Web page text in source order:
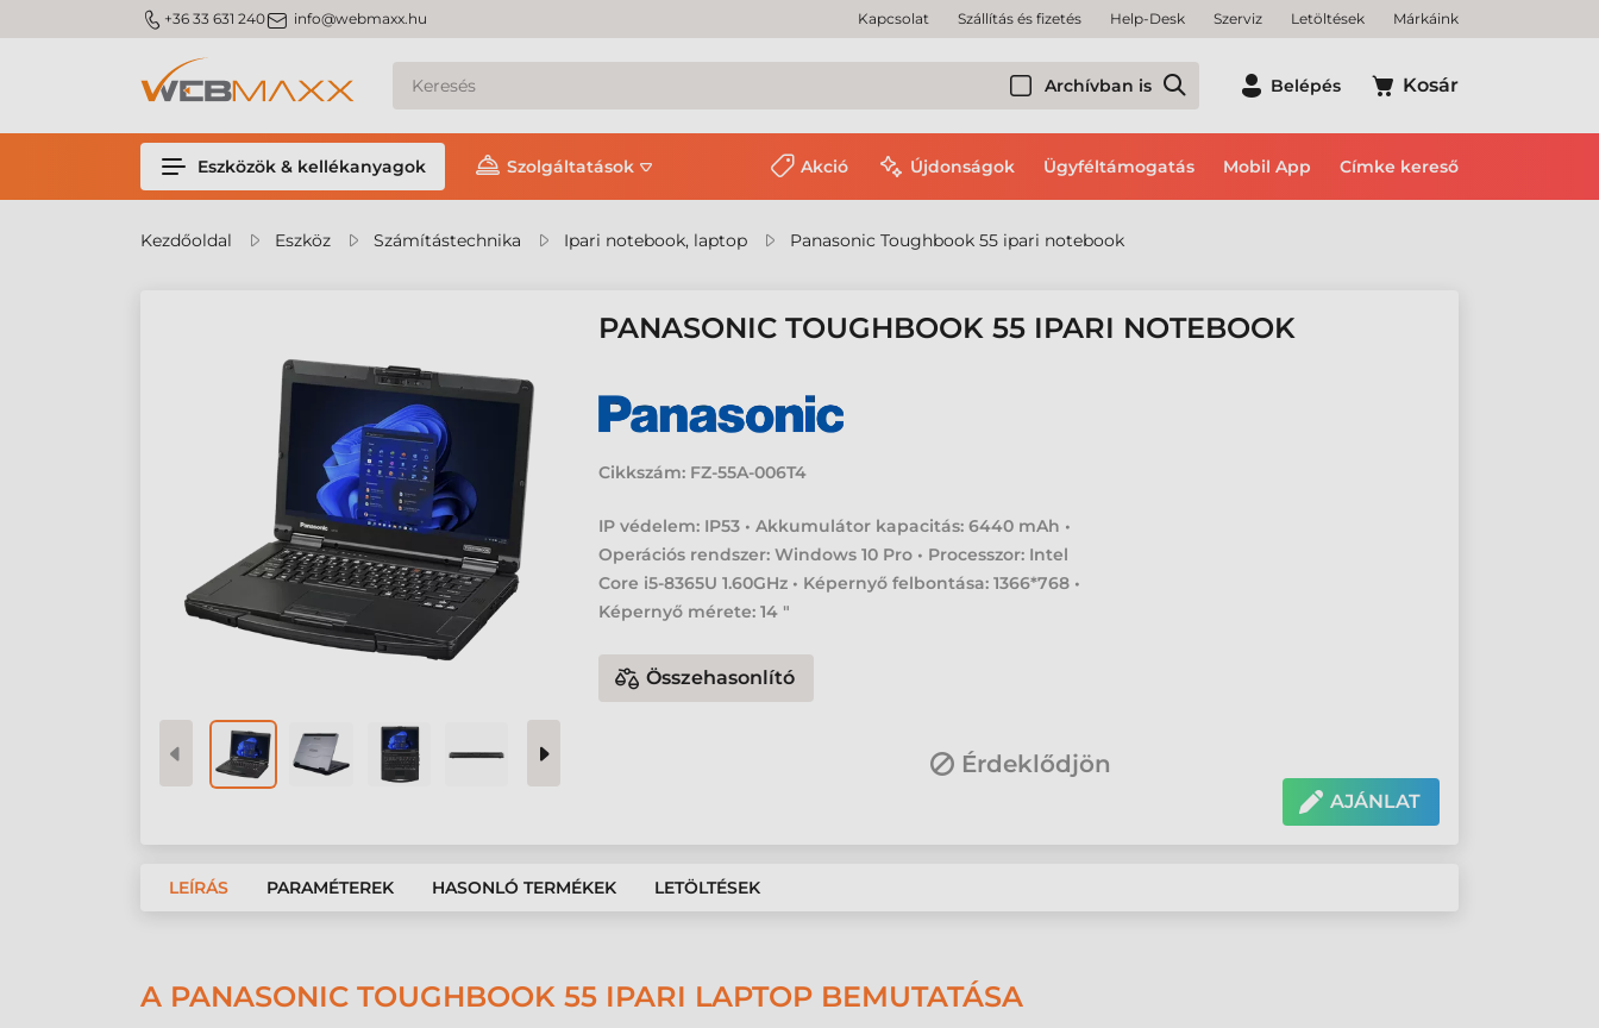
m_phone +36 33 631 240m_email info@webmaxx.hu Kapcsolat Szállítás és fizetés Help-Desk Szerviz Letöltések Márkáink
Archívban is Belépés Kosár
Eszközök & kellékanyagok Szolgáltatások Akció Újdonságok Ügyféltámogatás Mobil App Címke kereső
Kezdőoldal Eszköz Számítástechnika Ipari notebook, laptop Panasonic Toughbook 55 ipari notebook
PANASONIC TOUGHBOOK 55 IPARI NOTEBOOK
Cikkszám: FZ-55A-006T4
IP védelem: IP53 • Akkumulátor kapacitás: 6440 mAh •
Operációs rendszer: Windows 10 Pro • Processzor: Intel
Core i5-8365U 1.60GHz • Képernyő felbontása: 1366*768 •
Képernyő mérete: 14 "
Összehasonlító
Érdeklődjön
AJÁNLAT
LEÍRÁS PARAMÉTEREK HASONLÓ TERMÉKEK LETÖLTÉSEK
A PANASONIC TOUGHBOOK 55 IPARI LAPTOP BEMUTATÁSA